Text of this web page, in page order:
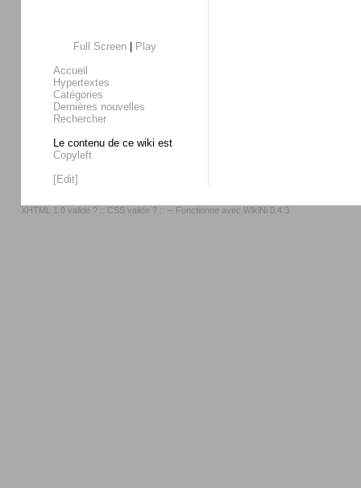
Full Screen|
Play
Accueil
Hypertextes
Catégories
Dernières nouvelles
Rechercher
Le contenu de ce wiki est
Copyleft
[Edit]
XHTML 1.0 valide ? :: CSS valide ? :: -- Fonctionne avec WikiNi 0.4.3